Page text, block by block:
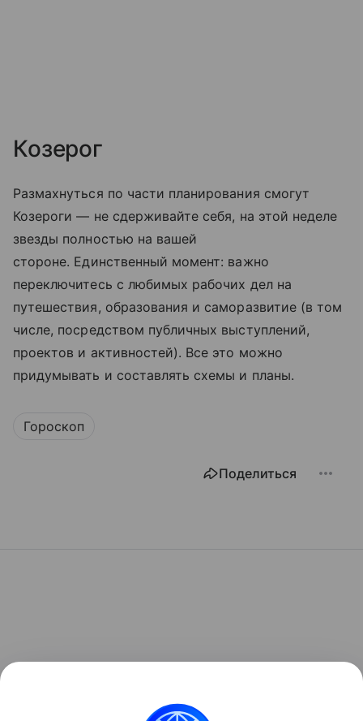
Козерог
Размахнуться по части планирования смогут
Козероги — не сдерживайте себя, на этой неделе
звезды полностью на вашей
стороне. Единственный момент: важно
переключитесь с любимых рабочих дел на
путешествия, образования и саморазвитие (в том
числе, посредством публичных выступлений,
проектов и активностей). Все это можно
придумывать и составлять схемы и планы.
Гороскоп
Поделиться